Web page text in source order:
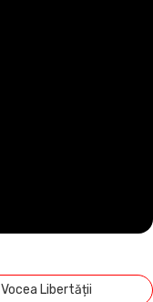
Vocea Libertății